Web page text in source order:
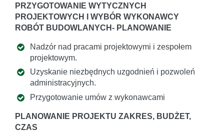
PRZYGOTOWANIE WYTYCZNYCH
PROJEKTOWYCH I WYBÓR WYKONAWCY
ROBÓT BUDOWLANYCH- PLANOWANIE
Nadzór nad pracami projektowymi i zespołem
projektowym.
Uzyskanie niezbędnych uzgodnień i pozwoleń
administracyjnych.
Przygotowanie umów z wykonawcami
PLANOWANIE PROJEKTU ZAKRES, BUDŻET,
CZAS